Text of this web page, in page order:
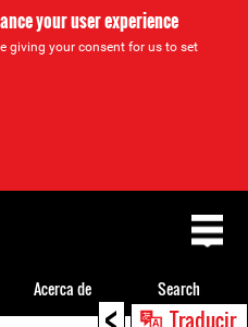
your user experience
giving your consent for us to set
< Traducir
Acerca de Search